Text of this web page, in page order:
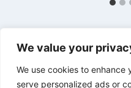
We value your
We use cookies to enhance
serve personalized ads or